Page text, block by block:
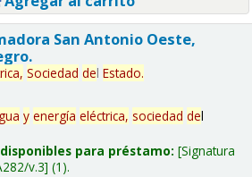
San Antonio Oeste,
Sociedad del Estado.
y energía eléctrica, sociedad del
para préstamo: Signatura
v.3 (1).